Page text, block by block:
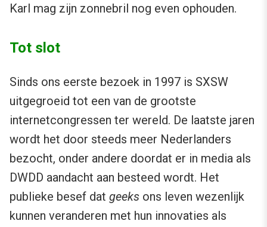
Karl mag zijn zonnebril nog even ophouden.
Tot slot
Sinds ons eerste bezoek in 1997 is SXSW
uitgegroeid tot een van de grootste
internetcongressen ter wereld. De laatste jaren
wordt het door steeds meer Nederlanders
bezocht, onder andere doordat er in media als
DWDD aandacht aan besteed wordt. Het
publieke besef dat geeks ons leven wezenlijk
kunnen veranderen met hun innovaties als